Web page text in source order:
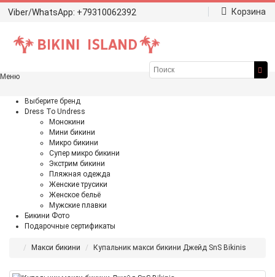
Корзина
Viber/WhatsApp: +79310062392
Меню
Выберите бренд
Dress To Undress
Монокини
Мини бикини
Микро бикини
Супер микро бикини
Экстрим бикини
Пляжная одежда
Женские трусики
Женское бельё
Мужские плавки
Бикини Фото
Подарочные сертификаты
Макси бикини Купальник макси бикини Джейд SnS Bikinis